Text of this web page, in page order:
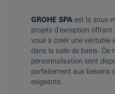
GROHE SPA est la sous-
projets d'exception offrant
voué à créér une véritable
dans la salle de bains. De
personnalisation sont
parfaitement aux besoins
exigeants.